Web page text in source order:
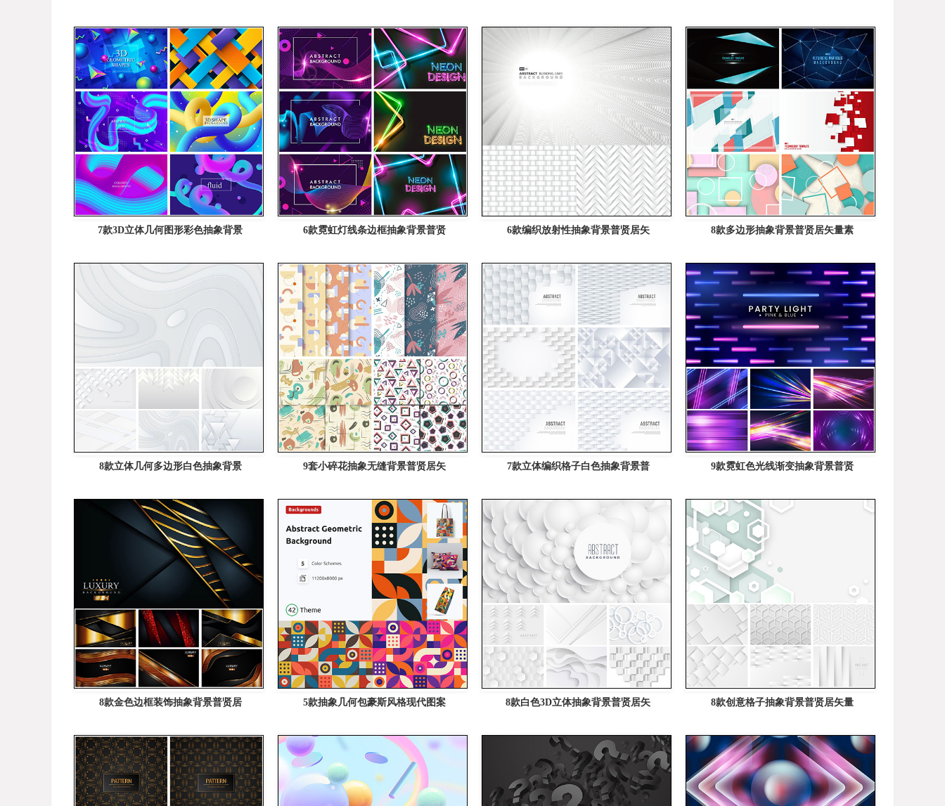
7款3D立体几何图形彩色抽象背景 6款霓虹灯线条边框抽象背景普贤 6款编织放射性抽象背景普贤居矢 8款多边形抽象背景普贤居矢量素
8款立体几何多边形白色抽象背景 9套小碎花抽象无缝背景普贤居矢 7款立体编织格子白色抽象背景普 9款霓虹色光线渐变抽象背景普贤
8款金色边框装饰抽象背景普贤居 5款抽象几何包豪斯风格现代图案 8款白色3D立体抽象背景普贤居矢 8款创意格子抽象背景普贤居矢量